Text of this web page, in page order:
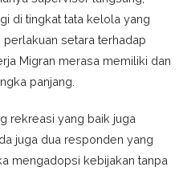
di tingkat tata kelola yang
setara terhadap
Migran merasa memiliki dan
panjang.
rekreasi yang baik juga
juga dua responden yang
mengadopsi kebijakan tanpa